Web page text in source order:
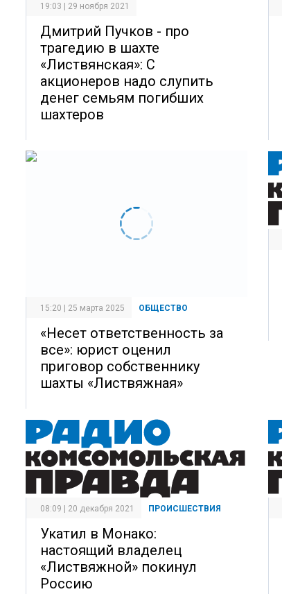
19:03 | 29 ноября 2021
Дмитрий Пучков - про
трагедию в шахте
«Листвянская»: С
акционеров надо слупить
денег семьям погибших
шахтеров
15:20 | 25 марта 2025 ОБЩЕСТВО
«Несет ответственность за
все»: юрист оценил
приговор собственнику
шахты «Листвяжная»
08:09 | 20 декабря 2021 ПРОИСШЕСТВИЯ
Укатил в Монако:
настоящий владелец
«Листвяжной» покинул
Россию